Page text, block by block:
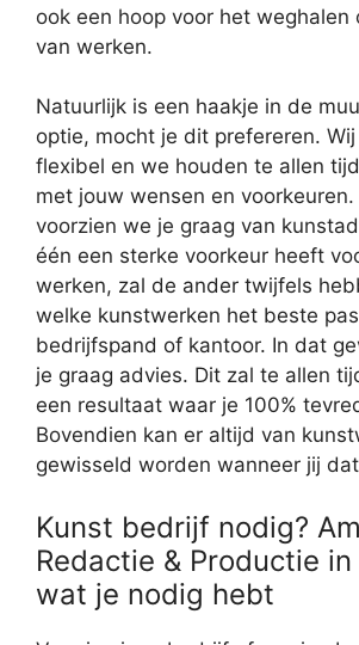
ook een hoop voor het weghalen
van werken.
Natuurlijk is een haakje in de
optie, mocht je dit prefereren.
flexibel en we houden te allen
met jouw wensen en voorkeuren.
voorzien we je graag van
één een sterke voorkeur heeft
werken, zal de ander twijfels
welke kunstwerken het beste
bedrijfspand of kantoor. In dat
je graag advies. Dit zal te allen
een resultaat waar je 100%
Bovendien kan er altijd van
gewisseld worden wanneer jij
Kunst bedrijf nodig?
Redactie & Productie
wat je nodig hebt